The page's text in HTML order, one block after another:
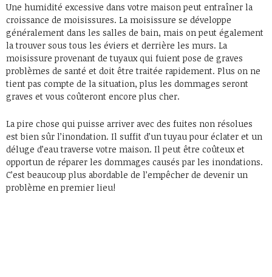
Une humidité excessive dans votre maison peut entraîner la
croissance de moisissures. La moisissure se développe
généralement dans les salles de bain, mais on peut également
la trouver sous tous les éviers et derrière les murs. La
moisissure provenant de tuyaux qui fuient pose de graves
problèmes de santé et doit être traitée rapidement. Plus on ne
tient pas compte de la situation, plus les dommages seront
graves et vous coûteront encore plus cher.
La pire chose qui puisse arriver avec des fuites non résolues
est bien sûr l’inondation. Il suffit d’un tuyau pour éclater et un
déluge d’eau traverse votre maison. Il peut être coûteux et
opportun de réparer les dommages causés par les inondations.
C’est beaucoup plus abordable de l’empêcher de devenir un
problème en premier lieu!